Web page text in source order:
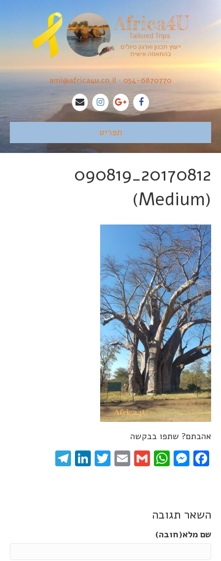
054-6870770
•
ami@africa4u.co.il
תפריט
20170812_090819
(Medium)
אהבתם? שתפו בבקשה
Facebook
Messenger
WhatsApp
Gmail
Email
Twitter
LinkedIn
השאר תגובה
שם מלא(חובה)